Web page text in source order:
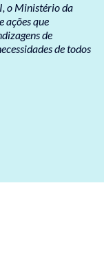
o Ministério da
ações que
de
de todos